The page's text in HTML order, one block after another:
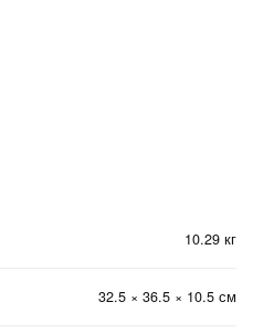
10.29 кг
32.5 × 36.5 × 10.5 см